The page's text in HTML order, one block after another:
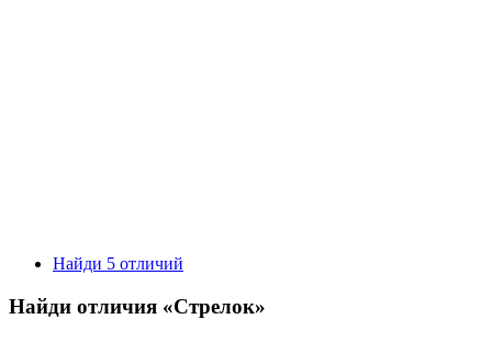
Найди 5 отличий
Найди отличия «Стрелок»